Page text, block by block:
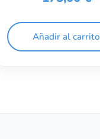
Añadir al carrito